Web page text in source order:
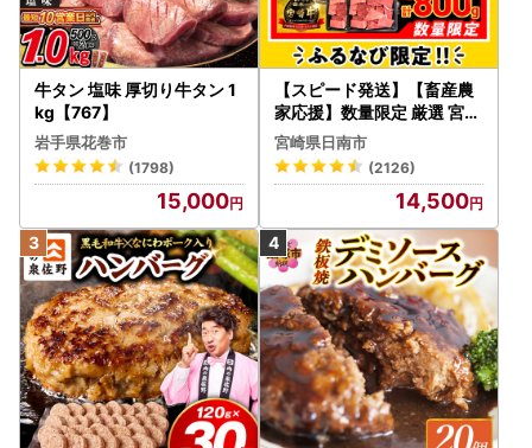
牛タン 塩味 厚切り牛タン 1
kg【767】
岩手県花巻市
(1798)
15,000
【スピード発送】【畜産農
家応援】数量限定 厳選 宮崎
牛 赤身 焼肉 計800g FN-Li
mited-PR_BDV5-26-2W
宮崎県日南市
(2126)
14,500